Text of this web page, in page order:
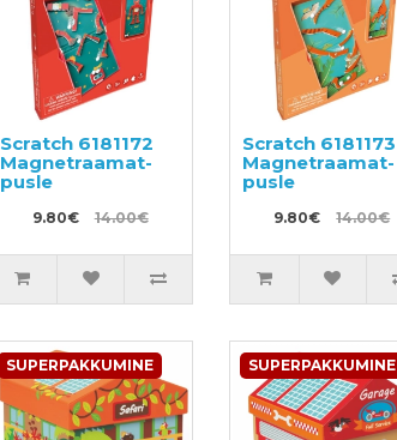
Scratch 6181172
Magnetraamat-
pusle
9.80€ 14.00€
Scratch 6181173
Magnetraamat-
pusle
9.80€ 14.00€
SUPERPAKKUMINE SUPERPAKKUMINE